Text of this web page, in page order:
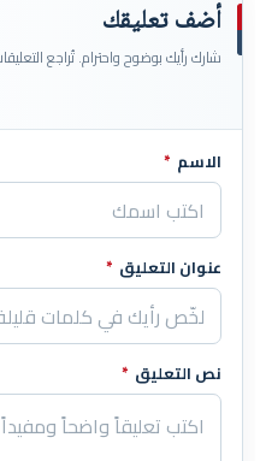
أضف تعليقك
شارك رأيك بوضوح واحترام. تُراجع
اترك هذا الحقل فارغاً
الاسم *
عنوان التعليق *
نص التعليق *